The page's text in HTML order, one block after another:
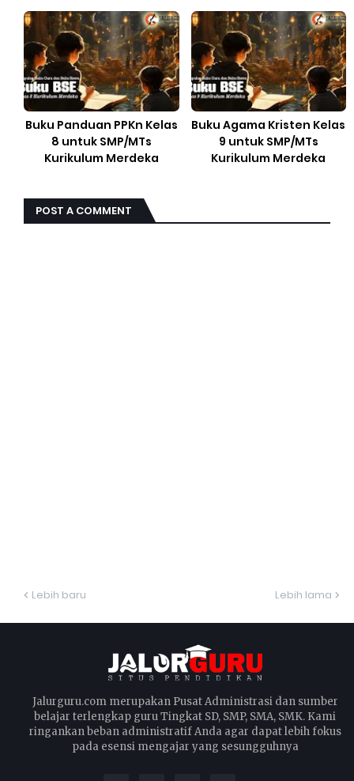
Buku Panduan PPKn Kelas
8 untuk SMP/MTs
Kurikulum Merdeka
Buku Agama Kristen Kelas
9 untuk SMP/MTs
Kurikulum Merdeka
POST A COMMENT
Lebih baru Lebih lama
Jalurguru.com merupakan Pusat Administrasi dan sumber
belajar terlengkap guru Tingkat SD, SMP, SMA, SMK. Kami
ringankan beban administratif Anda agar dapat lebih fokus
pada esensi mengajar yang sesungguhnya